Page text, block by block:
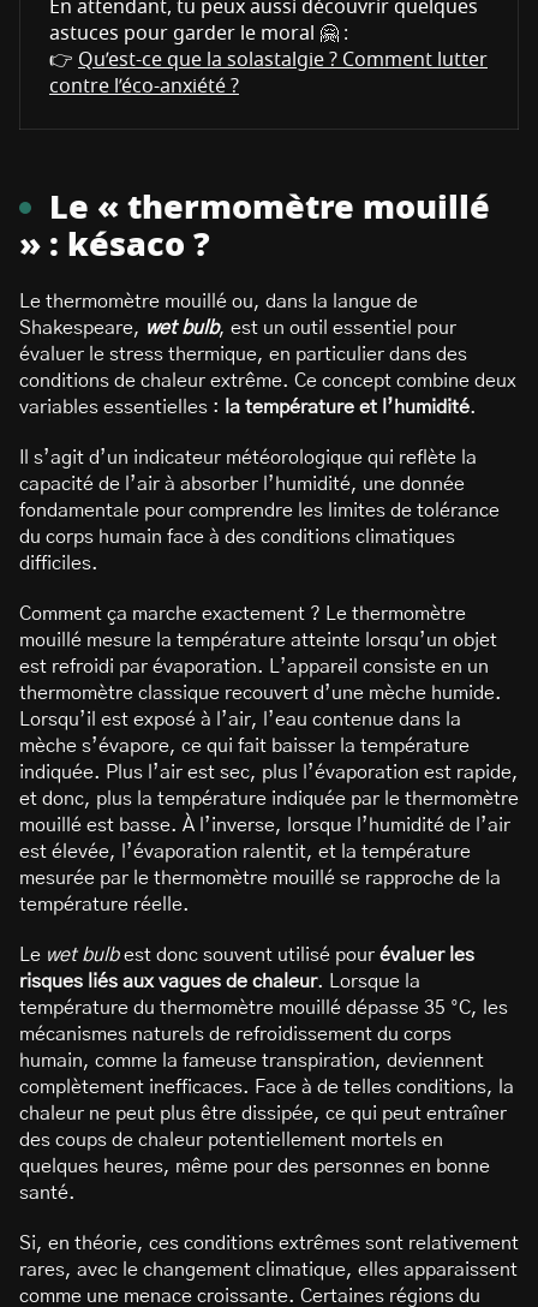
En attendant, tu peux aussi découvrir quelques
astuces pour garder le moral 🤗 :
👉 Qu’est-ce que la solastalgie ? Comment lutter
contre l’éco-anxiété ?
Le « thermomètre mouillé
» : késaco ?
Le thermomètre mouillé ou, dans la langue de
Shakespeare, wet bulb, est un outil essentiel pour
évaluer le stress thermique, en particulier dans des
conditions de chaleur extrême. Ce concept combine deux
variables essentielles :
la température et l’humidité.
Il s’agit d’un indicateur météorologique qui reflète la
capacité de l’air à absorber l’humidité, une donnée
fondamentale pour comprendre les limites de tolérance
du corps humain face à des conditions climatiques
difficiles.
Comment ça marche exactement ? Le thermomètre
mouillé mesure la température atteinte lorsqu’un objet
est refroidi par évaporation. L’appareil consiste en un
thermomètre classique recouvert d’une mèche humide.
Lorsqu’il est exposé à l’air, l’eau contenue dans la
mèche s’évapore, ce qui fait baisser la température
indiquée. Plus l’air est sec, plus l’évaporation est rapide,
et donc, plus la température indiquée par le thermomètre
mouillé est basse. À l’inverse, lorsque l’humidité de l’air
est élevée, l’évaporation ralentit, et la température
mesurée par le thermomètre mouillé se rapproche de la
température réelle.
Le wet bulbest donc souvent utilisé pour évaluer les
risques liés aux vagues de chaleur. Lorsque la
température du thermomètre mouillé dépasse 35 °C, les
mécanismes naturels de refroidissement du corps
humain, comme la fameuse transpiration, deviennent
complètement inefficaces. Face à de telles conditions, la
chaleur ne peut plus être dissipée, ce qui peut entraîner
des coups de chaleur potentiellement mortels en
quelques heures, même pour des personnes en bonne
santé.
Si, en théorie, ces conditions extrêmes sont relativement
rares, avec le changement climatique, elles apparaissent
comme une menace croissante. Certaines régions du